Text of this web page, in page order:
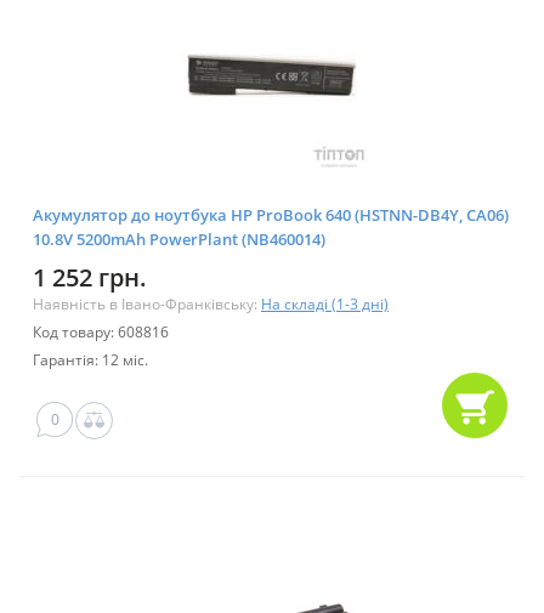
Акумулятор до ноутбука HP ProBook 640 (HSTNN-DB4Y, CA06)
10.8V 5200mAh PowerPlant (NB460014)
1 252 грн.
Наявність в Івано-Франківську: На складі (1-3 дні)
Код товару: 608816
Гарантія: 12 міс.
0